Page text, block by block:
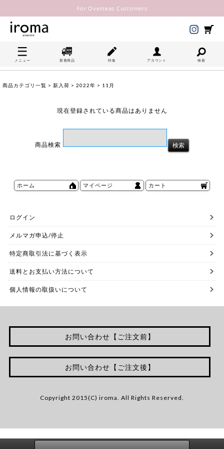
For Overseas Customers
メニュー 新着商品 特集 アカウント 検索
商品カテゴリ一覧 > 新入荷 > 2022年 > 11月
現在登録されている商品はありません
商品検索
ホーム マイページ カート
ログイン
メルマガ申込/停止
特定商取引法に基づく表示
送料とお支払い方法について
個人情報の取扱いについて
お問い合わせ【ご注文前】
お問い合わせ【ご注文後】
Copyright 2015(C) iroma. All Rights Reserved.